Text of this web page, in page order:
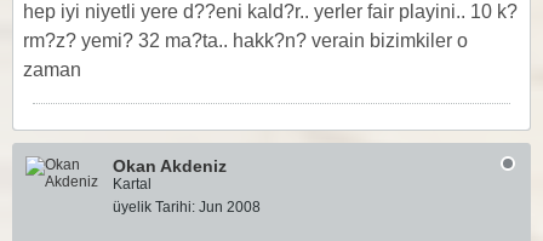
hep iyi niyetli yere d??eni kald?r.. yerler fair playini.. 10 k?
rm?z? yemi? 32 ma?ta.. hakk?n? verain bizimkiler o
zaman
Okan Akdeniz
Kartal
üyelik Tarihi: Jun 2008